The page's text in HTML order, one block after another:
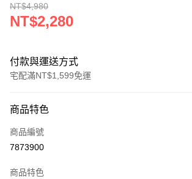
NT$4,980
NT$2,280
付款與運送方式
宅配滿NT$1,599免運
信用卡一次付款
LINE Pay
商品特色
商品編號
7873900
商品特色